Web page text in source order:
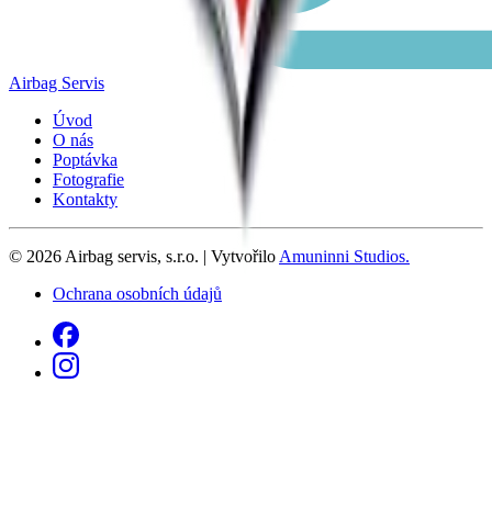
Airbag Servis
Úvod
O nás
Poptávka
Fotografie
Kontakty
© 2026 Airbag servis, s.r.o. | Vytvořilo Amuninni Studios.
Ochrana osobních údajů